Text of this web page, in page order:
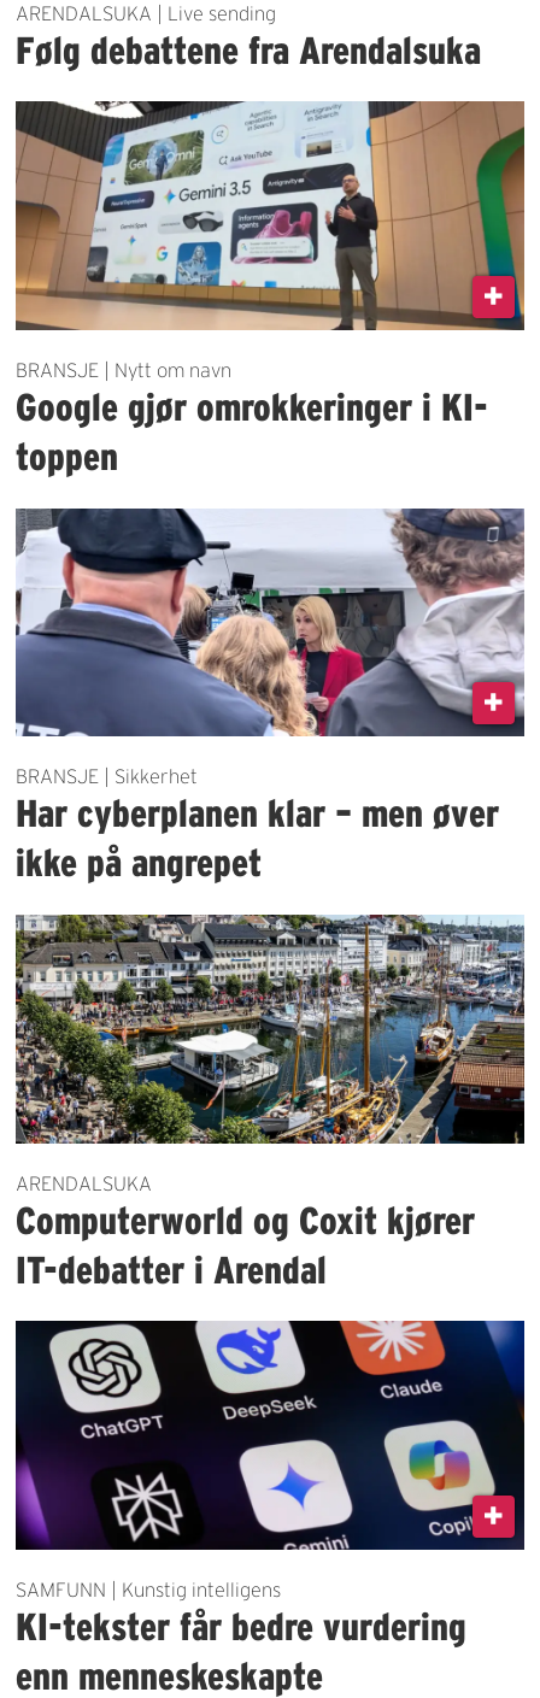
ARENDALSUKA | Live sending
Følg debattene fra Arendalsuka
BRANSJE | Nytt om navn
Google gjør omrokkeringer i KI-
toppen
BRANSJE | Sikkerhet
Har cyberplanen klar – men øver
ikke på angrepet
ARENDALSUKA
Computerworld og Coxit kjører
IT-debatter i Arendal
SAMFUNN | Kunstig intelligens
KI-tekster får bedre vurdering
enn menneskeskapte